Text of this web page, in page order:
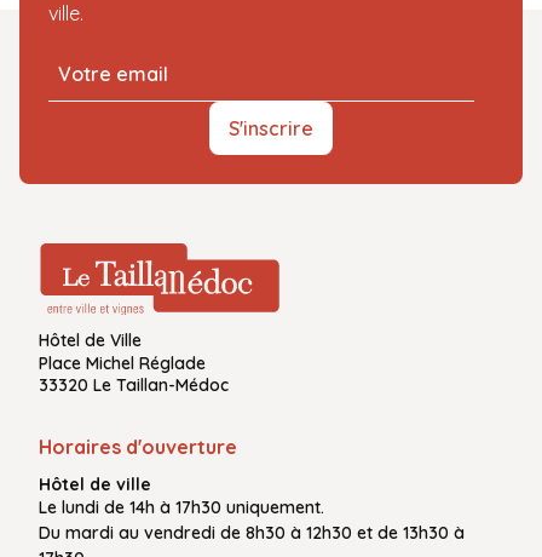
ville.
S'inscrire
Hôtel de Ville
Place Michel Réglade
33320 Le Taillan-Médoc
Horaires d'ouverture
Hôtel de ville
Le lundi de 14h à 17h30 uniquement.
Du mardi au vendredi de 8h30 à 12h30 et de 13h30 à